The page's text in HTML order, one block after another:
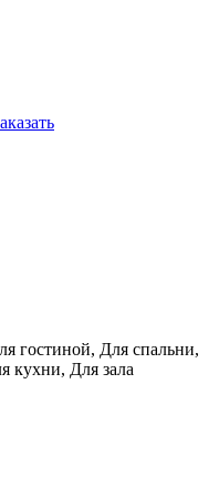
гостиной, Для спальни,
кухни, Для зала